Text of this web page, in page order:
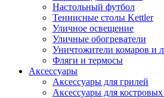
Настольный футбол
Теннисные столы Kettler
Уличное освещение
Уличные обогреватели
Уничтожители комаров и
Фляги и термосы
Аксессуары
Аксессуары для грилей
Аксессуары для